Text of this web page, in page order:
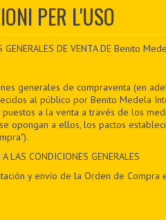
PER L'USO
GENERALES DE VENTA DE Benito
generales de compraventa (en
al público por Benito Medela
puestos a la venta a través de los
opongan a ellos, los pactos
LAS CONDICIONES GENERALES
y envío de la Orden de Compra